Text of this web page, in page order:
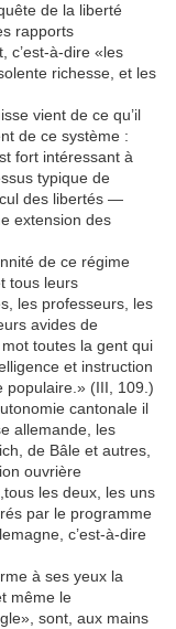
de la liberté
rapports
c’est-à-dire «les
richesse, et les
vient de ce qu’il
de ce système :
fort intéressant à
typique de
des libertés —
extension des
de ce régime
tous leurs
les professeurs, les
avides de
toutes la gent qui
et instruction
populaire.» (III, 109.)
cantonale il
allemande, les
de Bâle et autres,
ouvrière
les deux, les uns
par le programme
c’est-à-dire
à ses yeux la
même le
sont, aux mains